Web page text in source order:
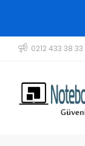
0212 433 38 33